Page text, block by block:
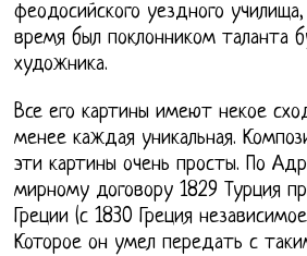
феодосийского уездного
время был поклонником таланта
художника.
Все его картины имеют некое
менее каждая уникальная.
эти картины очень просты. По
мирному договору 1829 Турция
Греции (с 1830 Греция
Которое он умел передать с